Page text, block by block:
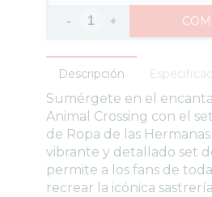
- +
Descripción
Sumérgete en el
Animal Crossing con el
de Ropa de las
vibrante y detallado set
permite a los fans de
recrear la icónica